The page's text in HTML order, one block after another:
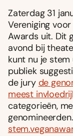
Zaterdag 31
Vereniging
Awards uit. Dit
avond bij
kunt nu je
publiek
de jury de
meest
categorieën,